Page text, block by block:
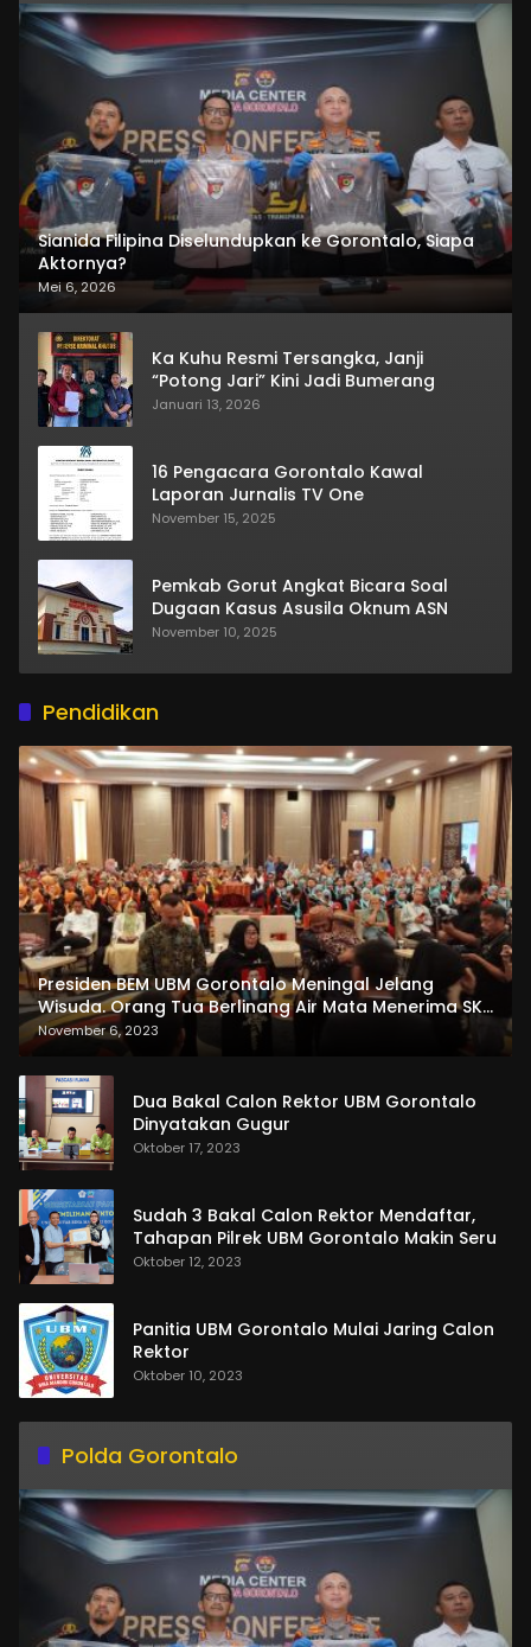
Sianida Filipina Diselundupkan ke Gorontalo, Siapa
Aktornya?
Mei 6, 2026
Ka Kuhu Resmi Tersangka, Janji
“Potong Jari” Kini Jadi Bumerang
Januari 13, 2026
16 Pengacara Gorontalo Kawal
Laporan Jurnalis TV One
November 15, 2025
Pemkab Gorut Angkat Bicara Soal
Dugaan Kasus Asusila Oknum ASN
November 10, 2025
Pendidikan
Presiden BEM UBM Gorontalo Meningal Jelang
Wisuda. Orang Tua Berlinang Air Mata Menerima SKL
dan Pemasangan Salempang
November 6, 2023
Dua Bakal Calon Rektor UBM Gorontalo
Dinyatakan Gugur
Oktober 17, 2023
Sudah 3 Bakal Calon Rektor Mendaftar,
Tahapan Pilrek UBM Gorontalo Makin Seru
Oktober 12, 2023
Panitia UBM Gorontalo Mulai Jaring Calon
Rektor
Oktober 10, 2023
Polda Gorontalo